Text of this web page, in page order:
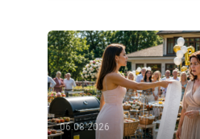
06.08.2026